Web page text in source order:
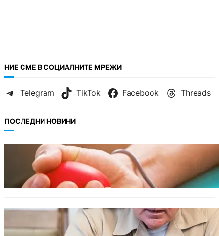
НИЕ СМЕ В СОЦИАЛНИТЕ МРЕЖИ
Telegram TikTok Facebook Threads
ПОСЛЕДНИ НОВИНИ
ОБЩЕСТВО
Варна има спешна нужда от кръводарители
с кръвна група 0+
БЪЛГАРИЯ
Ефтимов: Няма преднамерени действия
срещу България, дронът край Кардам е бил